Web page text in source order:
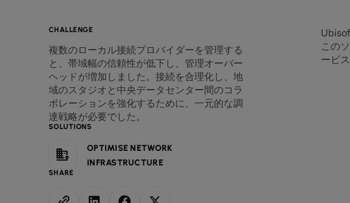
CHALLENGE
複数のローカル接続プロバイダーを管理する
と、帯域幅の信頼性が低下し、管理オーバー
ヘッドが増加しました。接続を合理化し、地
域のスタジオと中央データセンター間のコラ
ボレーションを強化するために、一元的な調
達戦略が必要でした。
SOLUTIONS
OPTIMISE NETWORK
INFRASTRUCTURE
SHARE
この
ービ